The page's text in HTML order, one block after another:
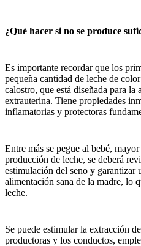
¿Qué hacer si no se produce
Es importante recordar que los
pequeña cantidad de leche de
calostro, que está diseñada para la
extrauterina. Tiene propiedades
inflamatorias y protectoras
Entre más se pegue al bebé,
producción de leche, se deberá
estimulación del seno y garantizar
alimentación sana de la madre, lo
leche.
Se puede estimular la extracción
productoras y los conductos,